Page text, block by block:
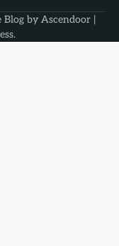
Blog by Ascendoor
.